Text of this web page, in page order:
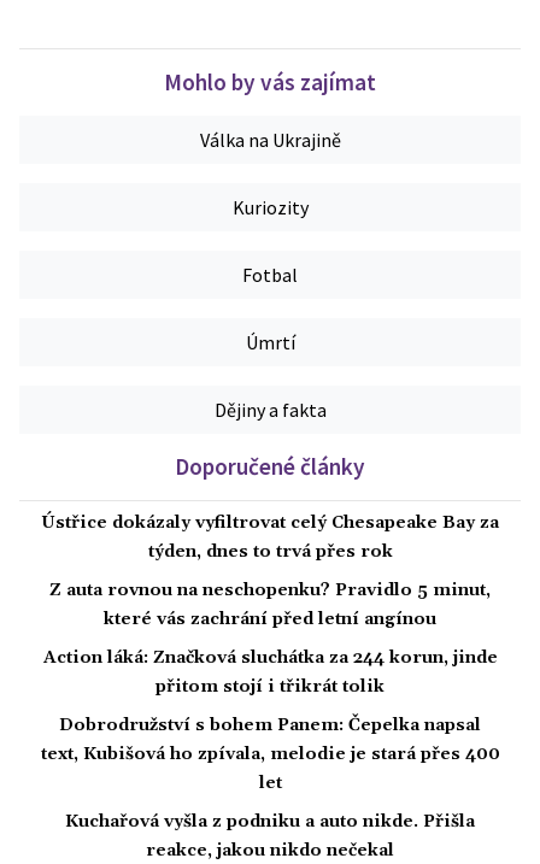
Mohlo by vás zajímat
Válka na Ukrajině
Kuriozity
Fotbal
Úmrtí
Dějiny a fakta
Doporučené články
Ústřice dokázaly vyfiltrovat celý Chesapeake Bay za
týden, dnes to trvá přes rok
Z auta rovnou na neschopenku? Pravidlo 5 minut,
které vás zachrání před letní angínou
Action láká: Značková sluchátka za 244 korun, jinde
přitom stojí i třikrát tolik
Dobrodružství s bohem Panem: Čepelka napsal
text, Kubišová ho zpívala, melodie je stará přes 400
let
Kuchařová vyšla z podniku a auto nikde. Přišla
reakce, jakou nikdo nečekal